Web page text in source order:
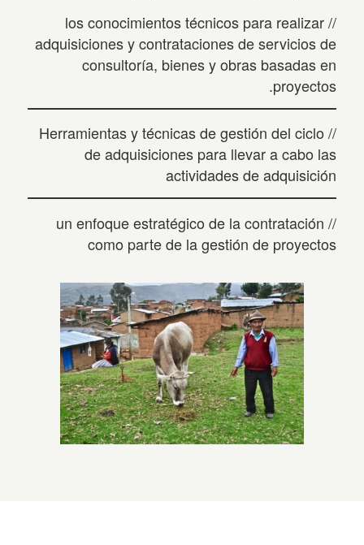
// los conocimientos técnicos para realizar
adquisiciones y contrataciones de servicios de
consultoría, bienes y obras basadas en
proyectos.
// Herramientas y técnicas de gestión del ciclo
de adquisiciones para llevar a cabo las
actividades de adquisición
// un enfoque estratégico de la contratación
como parte de la gestión de proyectos